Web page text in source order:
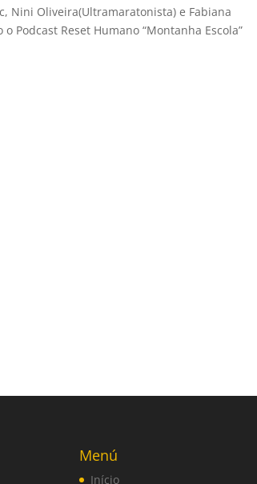
Nini Oliveira(Ultramaratonista) e Fabiana
Podcast Reset Humano “Montanha Escola”
Menú
Início